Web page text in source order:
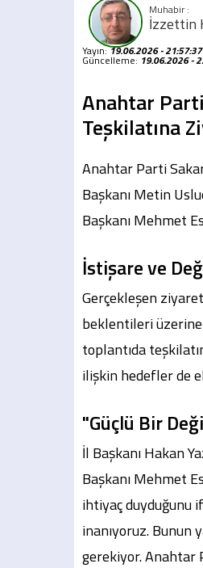
İzzettin
Yayın:19.06.2026 - 21:57:37
Güncelleme: 19.06.2026 -
Anahtar Parti
Teşkilatına
Anahtar Parti
Başkanı Metin
Başkanı Mehmet
İstişare ve
Gerçekleşen
beklentileri
toplantıda
ilişkin hedefler de
"Güçlü Bir
İl Başkanı Hakan
Başkanı Mehmet
ihtiyaç duyduğunu
inanıyoruz. Bunun
gerekiyor. Anahtar